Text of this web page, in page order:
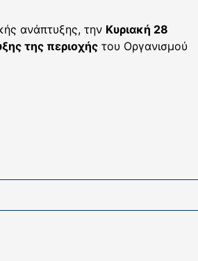
ανάπτυξης, την Κυριακή 28
της περιοχής του Οργανισμού